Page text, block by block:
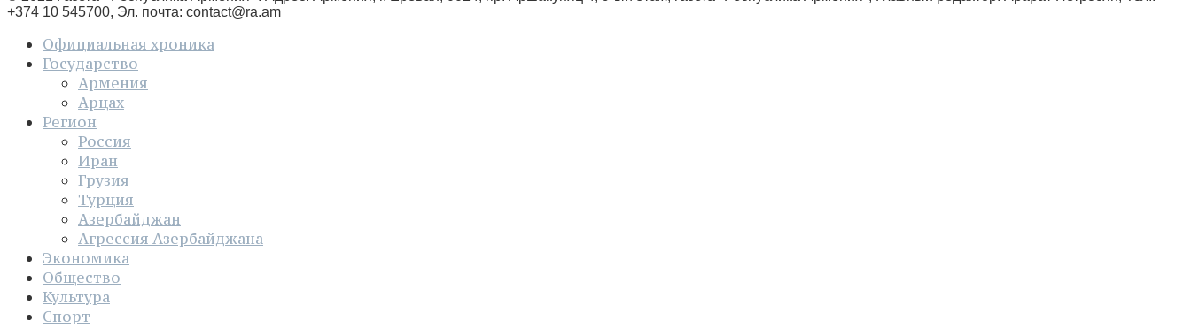
+374 10 545700, Эл. почта: contact@ra.am
Официальная хроника
Государство
Армения
Арцах
Регион
Россия
Иран
Грузия
Турция
Азербайджан
Агрессия Азербайджана
Экономика
Общество
Культура
Спорт